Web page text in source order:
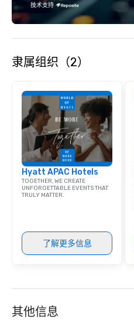
技术支持
隶属组织（2）
Hyatt APAC Hotels
TOGETHER, WE CREATE
UNFORGETTABLE EVENTS THAT
TRULY MATTER.
了解更多信息
其他信息